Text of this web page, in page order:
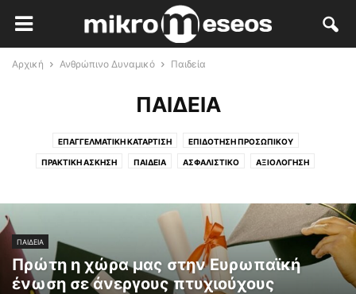
Αρχική Ανθρώπινο Δυναμικό Παιδεία
ΠΑΙΔΕΊΑ
ΕΠΑΓΓΕΛΜΑΤΙΚΉ ΚΑΤΆΡΤΙΣΗ ΕΠΙΔΌΤΗΣΗ ΠΡΟΣΩΠΙΚΟΎ
ΠΡΑΚΤΙΚΉ ΆΣΚΗΣΗ ΠΑΙΔΕΊΑ ΑΣΦΑΛΙΣΤΙΚΌ ΑΞΙΟΛΌΓΗΣΗ
ΠΑΙΔΕΊΑ
Πρώτη η χώρα μας στην Ευρωπαϊκή
ένωση σε άνεργους πτυχιούχους